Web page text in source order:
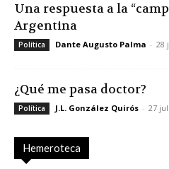
Una respuesta a la
Argentina
Política Dante Augusto Palma - 28
¿Qué me pasa doctor?
Política J.L. González Quirós - 27
Hemeroteca